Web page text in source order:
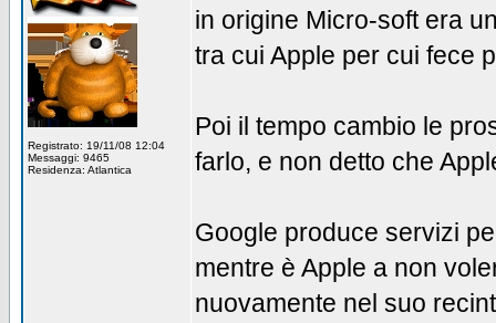
Registrato: 19/11/08 12:04
Messaggi: 9465
Residenza: Atlantica
in origine Micro-soft era
tra cui Apple per cui fece
Poi il tempo cambio le
farlo, e non detto che
Google produce servizi
mentre è Apple a non
nuovamente nel suo